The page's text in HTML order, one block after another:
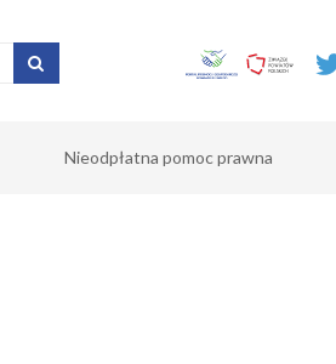
Nieodpłatna pomoc prawna